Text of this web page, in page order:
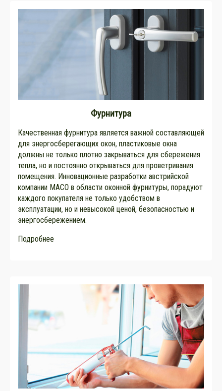
Фурнитура
Качественная фурнитура является важной составляющей
для энергосберегающих окон, пластиковые окна
должны не только плотно закрываться для сбережения
тепла, но и постоянно открываться для проветривания
помещения. Инновационные разработки австрийской
компании MACO в области оконной фурнитуры, порадуют
каждого покупателя не только удобством в
эксплуатации, но и невысокой ценой, безопасностью и
энергосбережением.
Подробнее